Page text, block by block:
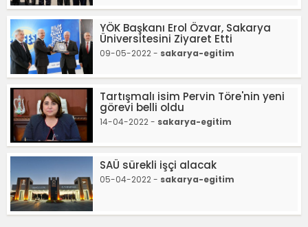
YÖK Başkanı Erol Özvar, Sakarya
Üniversitesini Ziyaret Etti
09-05-2022 - sakarya-egitim
Tartışmalı isim Pervin Töre'nin yeni
görevi belli oldu
14-04-2022 - sakarya-egitim
SAÜ sürekli işçi alacak
05-04-2022 - sakarya-egitim